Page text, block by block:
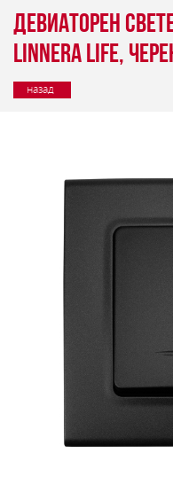
Девиаторен
Linnera Life,
назад